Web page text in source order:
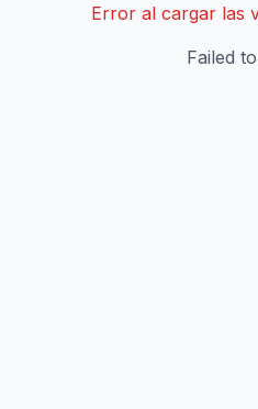
Error al cargar las
Failed